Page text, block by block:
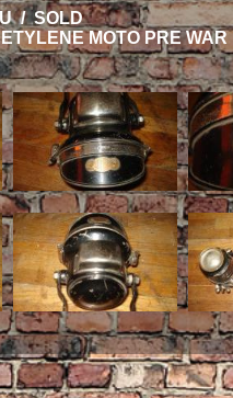
/ SOLD
MOTO PRE WAR